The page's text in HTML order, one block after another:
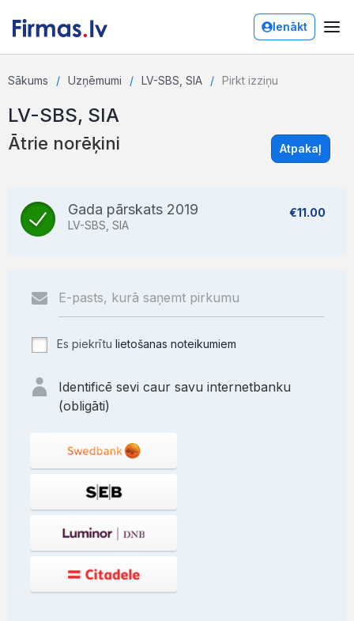
Ienākt
Sākums Uzņēmumi LV-SBS, SIA Pirkt izziņu
LV-SBS, SIA
Ātrie norēķini Atpakaļ
Gada pārskats 2019
LV-SBS, SIA
€11.00
Es piekrītu lietošanas noteikumiem
Identificē sevi caur savu internetbanku
(obligāti)